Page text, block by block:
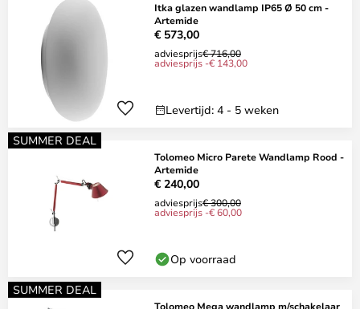
Itka glazen wandlamp IP65 Ø 50 cm -
Artemide
€ 573,00
adviesprijs€ 716,00
adviesprijs -€ 143,00
Levertijd: 4 - 5 weken
SUMMER DEAL
Tolomeo Micro Parete Wandlamp Rood -
Artemide
€ 240,00
adviesprijs€ 300,00
adviesprijs -€ 60,00
Op voorraad
SUMMER DEAL
Tolomeo Mega wandlamp m/schakelaar